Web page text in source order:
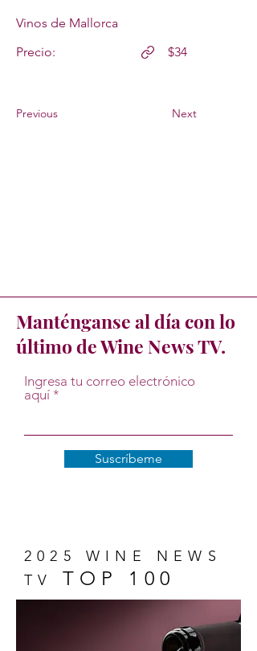
Vinos de Mallorca
Precio:
Previous
$34
Next
Manténganse al día con lo
último de Wine News TV.
Ingresa tu correo electrónico
aquí
Suscríbeme
2025 WINE NEWS
TV TOP 100